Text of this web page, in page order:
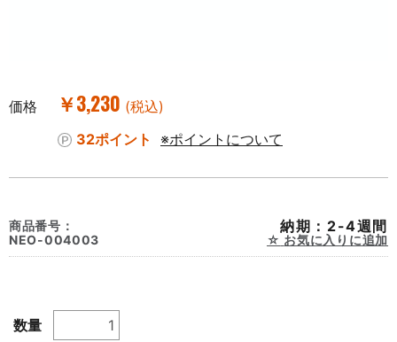
価格 ￥3,230 (税込)
32ポイント
※ポイントについて
商品番号：
NEO-004003
納期：2-4週間
お気に入りに追加
数量